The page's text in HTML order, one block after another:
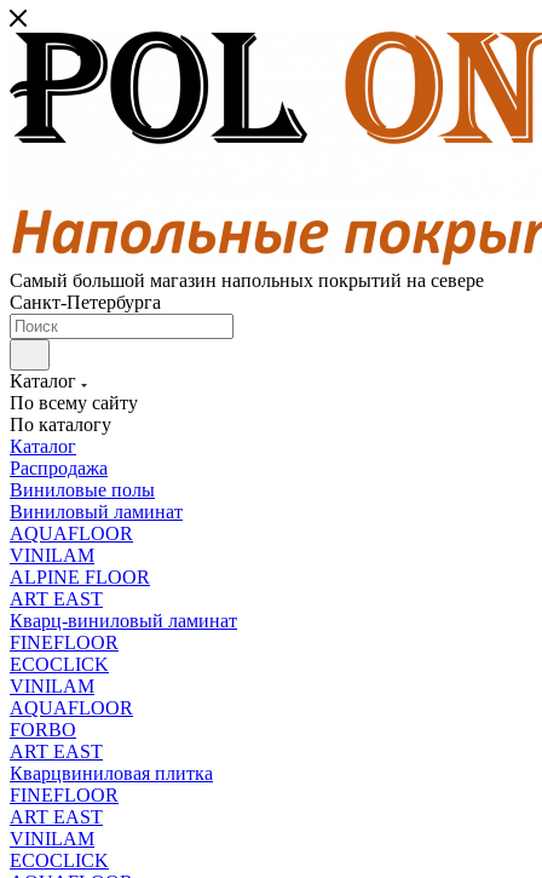
Самый большой магазин напольных покрытий на севере
Санкт-Петербурга
Каталог
По всему сайту
По каталогу
Каталог
Распродажа
Виниловые полы
Виниловый ламинат
AQUAFLOOR
VINILAM
ALPINE FLOOR
ART EAST
Кварц-виниловый ламинат
FINEFLOOR
ECOCLICK
VINILAM
AQUAFLOOR
FORBO
ART EAST
Кварцвиниловая плитка
FINEFLOOR
ART EAST
VINILAM
ECOCLICK